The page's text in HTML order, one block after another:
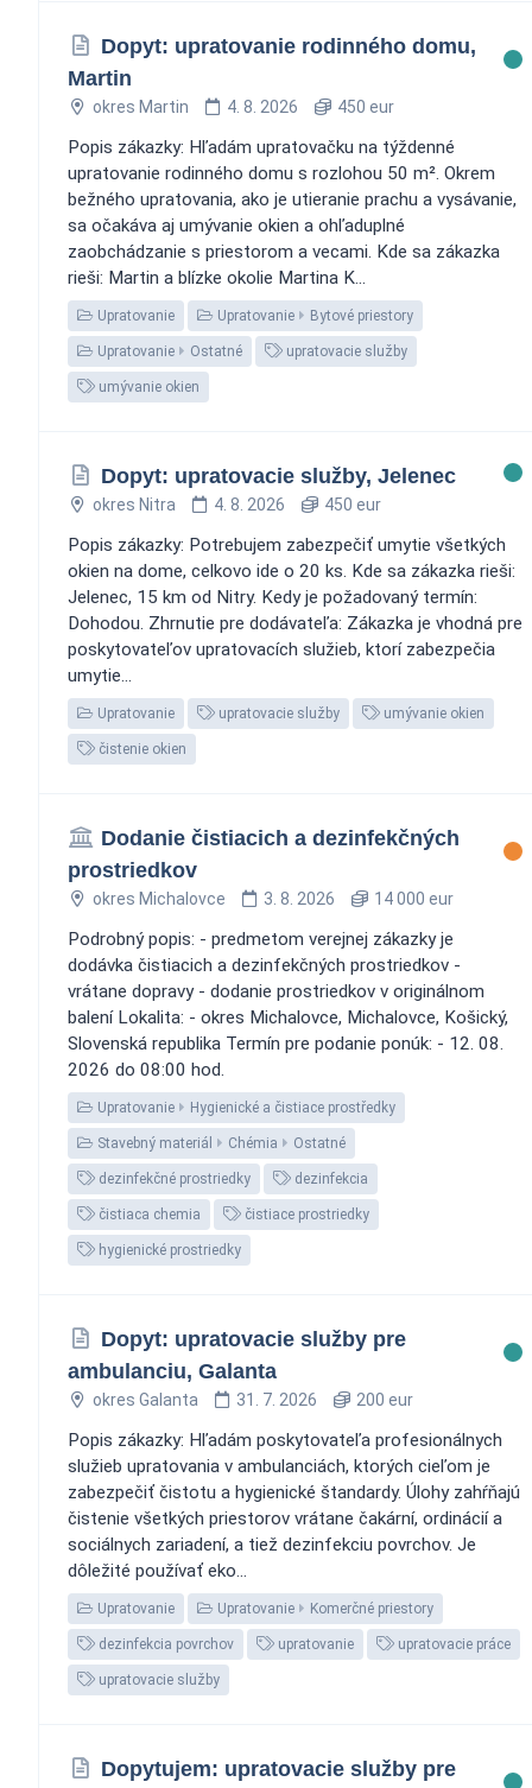
Dopyt: upratovanie rodinného domu,
Martin
okres Martin 4. 8. 2026 450 eur
Popis zákazky: Hľadám upratovačku na týždenné
upratovanie rodinného domu s rozlohou 50 m². Okrem
bežného upratovania, ako je utieranie prachu a vysávanie,
sa očakáva aj umývanie okien a ohľaduplné
zaobchádzanie s priestorom a vecami. Kde sa zákazka
rieši: Martin a blízke okolie Martina K...
Upratovanie Upratovanie Bytové priestory
Upratovanie Ostatné upratovacie služby
umývanie okien
Dopyt: upratovacie služby, Jelenec
okres Nitra 4. 8. 2026 450 eur
Popis zákazky: Potrebujem zabezpečiť umytie všetkých
okien na dome, celkovo ide o 20 ks. Kde sa zákazka rieši:
Jelenec, 15 km od Nitry. Kedy je požadovaný termín:
Dohodou. Zhrnutie pre dodávateľa: Zákazka je vhodná pre
poskytovateľov upratovacích služieb, ktorí zabezpečia
umytie...
Upratovanie upratovacie služby umývanie okien
čistenie okien
Dodanie čistiacich a dezinfekčných
prostriedkov
okres Michalovce 3. 8. 2026 14 000 eur
Podrobný popis: - predmetom verejnej zákazky je
dodávka čistiacich a dezinfekčných prostriedkov -
vrátane dopravy - dodanie prostriedkov v originálnom
balení Lokalita: - okres Michalovce, Michalovce, Košický,
Slovenská republika Termín pre podanie ponúk: - 12. 08.
2026 do 08:00 hod.
Upratovanie Hygienické a čistiace prostředky
Stavebný materiál Chémia Ostatné
dezinfekčné prostriedky dezinfekcia
čistiaca chemia čistiace prostriedky
hygienické prostriedky
Dopyt: upratovacie služby pre
ambulanciu, Galanta
okres Galanta 31. 7. 2026 200 eur
Popis zákazky: Hľadám poskytovateľa profesionálnych
služieb upratovania v ambulanciách, ktorých cieľom je
zabezpečiť čistotu a hygienické štandardy. Úlohy zahŕňajú
čistenie všetkých priestorov vrátane čakární, ordinácií a
sociálnych zariadení, a tiež dezinfekciu povrchov. Je
dôležité používať eko...
Upratovanie Upratovanie Komerčné priestory
dezinfekcia povrchov upratovanie upratovacie práce
upratovacie služby
Dopytujem: upratovacie služby pre